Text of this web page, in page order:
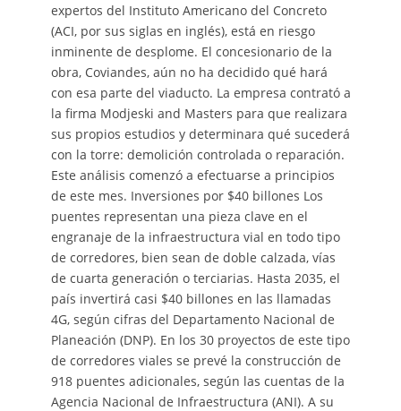
expertos del Instituto Americano del Concreto
(ACI, por sus siglas en inglés), está en riesgo
inminente de desplome. El concesionario de la
obra, Coviandes, aún no ha decidido qué hará
con esa parte del viaducto. La empresa contrató a
la firma Modjeski and Masters para que realizara
sus propios estudios y determinara qué sucederá
con la torre: demolición controlada o reparación.
Este análisis comenzó a efectuarse a principios
de este mes. Inversiones por $40 billones Los
puentes representan una pieza clave en el
engranaje de la infraestructura vial en todo tipo
de corredores, bien sean de doble calzada, vías
de cuarta generación o terciarias. Hasta 2035, el
país invertirá casi $40 billones en las llamadas
4G, según cifras del Departamento Nacional de
Planeación (DNP). En los 30 proyectos de este tipo
de corredores viales se prevé la construcción de
918 puentes adicionales, según las cuentas de la
Agencia Nacional de Infraestructura (ANI). A su